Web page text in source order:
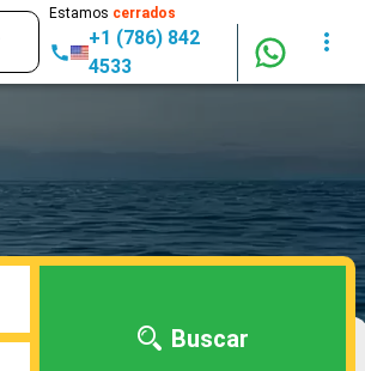
Estamos cerrados
+1 (786) 842
4533
Buscar